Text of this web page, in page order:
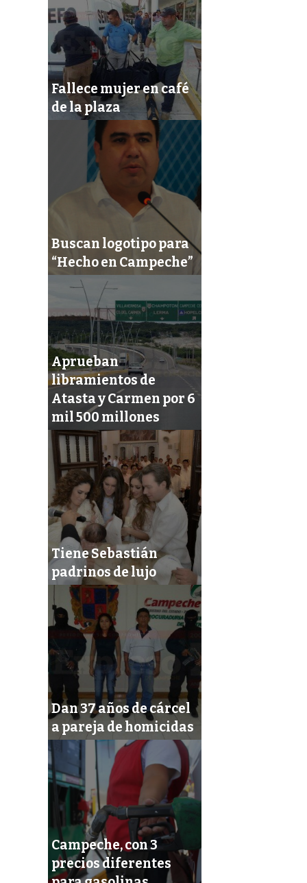
Fallece mujer en café
de la plaza
Buscan logotipo para
“Hecho en Campeche”
Aprueban
libramientos de
Atasta y Carmen por 6
mil 500 millones
Tiene Sebastián
padrinos de lujo
Dan 37 años de cárcel
a pareja de homicidas
Campeche, con 3
precios diferentes